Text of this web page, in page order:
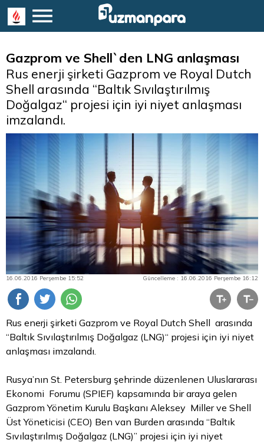
Gazprom ve Shell`den LNG anlaşması
Rus enerji şirketi Gazprom ve Royal Dutch
Shell arasında “Baltık Sıvılaştırılmış
Doğalgaz“ projesi için iyi niyet anlaşması
imzalandı.
16.06.2016 Perşembe 15:52 Güncelleme : 16.06.2016 Perşembe 16:12
Rus enerji şirketi Gazprom ve Royal Dutch Shell arasında
“Baltık Sıvılaştırılmış Doğalgaz (LNG)“ projesi için iyi niyet
anlaşması imzalandı.
Rusya’nın St. Petersburg şehrinde düzenlenen Uluslararası
Ekonomi Forumu (SPIEF) kapsamında bir araya gelen
Gazprom Yönetim Kurulu Başkanı Aleksey Miller ve Shell
Üst Yöneticisi (CEO) Ben van Burden arasında “Baltık
Sıvılaştırılmış Doğalgaz (LNG)” projesi için iyi niyet